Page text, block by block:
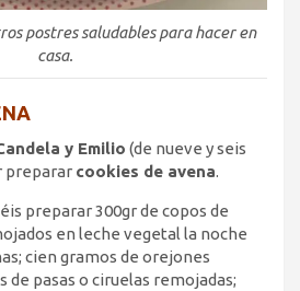
postres saludables para hacer en
casa.
y Emilio (de nueve y seis
preparar cookies de avena.
preparar 300gr de copos de
en leche vegetal la noche
cien gramos de orejones
de pasas o ciruelas remojadas;